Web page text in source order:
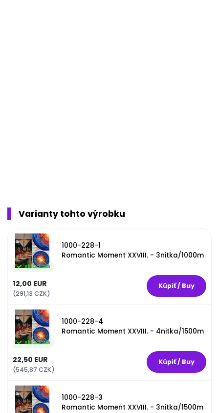
Varianty tohto výrobku
1000-228-1
Romantic Moment XXVIII. - 3nitka/1000m
skladom
12,00 EUR
(291,13 CZK)
1000-228-4
Romantic Moment XXVIII. - 4nitka/1500m
skladom
22,50 EUR
(545,87 CZK)
1000-228-3
Romantic Moment XXVIII. - 3nitka/1500m